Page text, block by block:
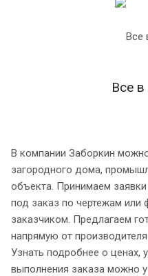
Все в
В компании Заборкин
загородного дома,
объекта. Принимаем заявки
под заказ по чертежам или
заказчиком. Предлагаем
напрямую от
Узнать подробнее о ценах,
выполнения заказа можно у